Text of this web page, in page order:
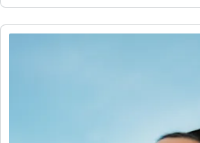
Survival Training teilgenommen –
überraschenden Erkenntnis nach